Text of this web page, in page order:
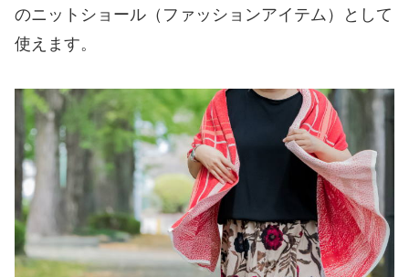
のニットショール（ファッションアイテム）として
使えます。